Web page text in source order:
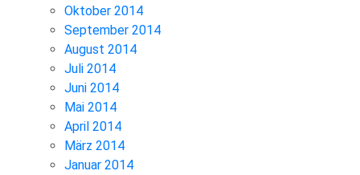
Oktober 2014
September 2014
August 2014
Juli 2014
Juni 2014
Mai 2014
April 2014
März 2014
Januar 2014